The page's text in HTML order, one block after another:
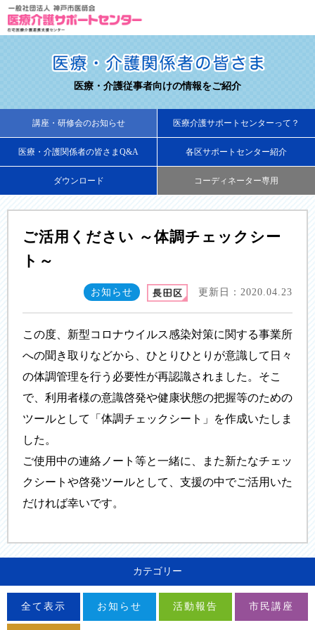
医療・介護従事者向けの情報をご紹介
講座・研修会のお知らせ 医療介護サポートセンターって？
医療・介護関係者の皆さまQ&A 各区サポートセンター紹介
ダウンロード コーディネーター専用
ご活用ください ～体調チェックシー
ト～
お知らせ 更新日：2020.04.23
この度、新型コロナウイルス感染対策に関する事業所
への聞き取りなどから、ひとりひとりが意識して日々
の体調管理を行う必要性が再認識されました。そこ
で、利用者様の意識啓発や健康状態の把握等のための
ツールとして「体調チェックシート」を作成いたしま
した。
ご使用中の連絡ノート等と一緒に、また新たなチェッ
クシートや啓発ツールとして、支援の中でご活用いた
だければ幸いです。
カテゴリー
全て表示 お知らせ 活動報告 市民講座